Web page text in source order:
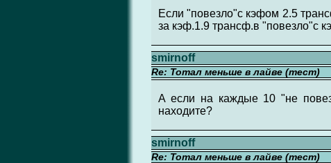
Если "повезло"с кэфом 2.5
за кэф.1.9 трансф.в "повезло"с
smirnoff
Re: Тотал меньше в лайве (тест)
А если на каждые 10 "не
находите?
smirnoff
Re: Тотал меньше в лайве (тест)